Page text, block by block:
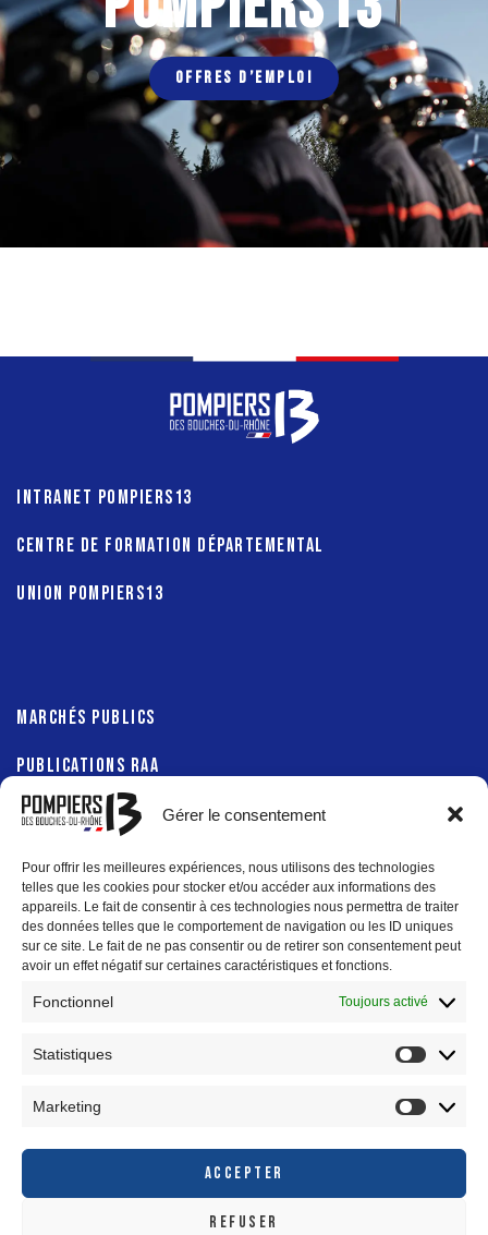
Gérer le consentement
Pour offrir les meilleures expériences, nous utilisons des technologies
telles que les cookies pour stocker et/ou accéder aux informations des
appareils. Le fait de consentir à ces technologies nous permettra de traiter
des données telles que le comportement de navigation ou les ID uniques
sur ce site. Le fait de ne pas consentir ou de retirer son consentement peut
avoir un effet négatif sur certaines caractéristiques et fonctions.
Fonctionnel Toujours activé
Statistiques
Marketing
ACCEPTER
REFUSER
OFFRES D’EMPLOI
INTRANET POMPIERS13
CENTRE DE FORMATION DÉPARTEMENTAL
UNION POMPIERS13
MARCHÉS PUBLICS
PUBLICATIONS RAA
PRÉFECTURE 13
DÉPARTEMENT 13
RÉGION SUD
MÉTROPOLE AIX-MARSEILLE-PROVENCE